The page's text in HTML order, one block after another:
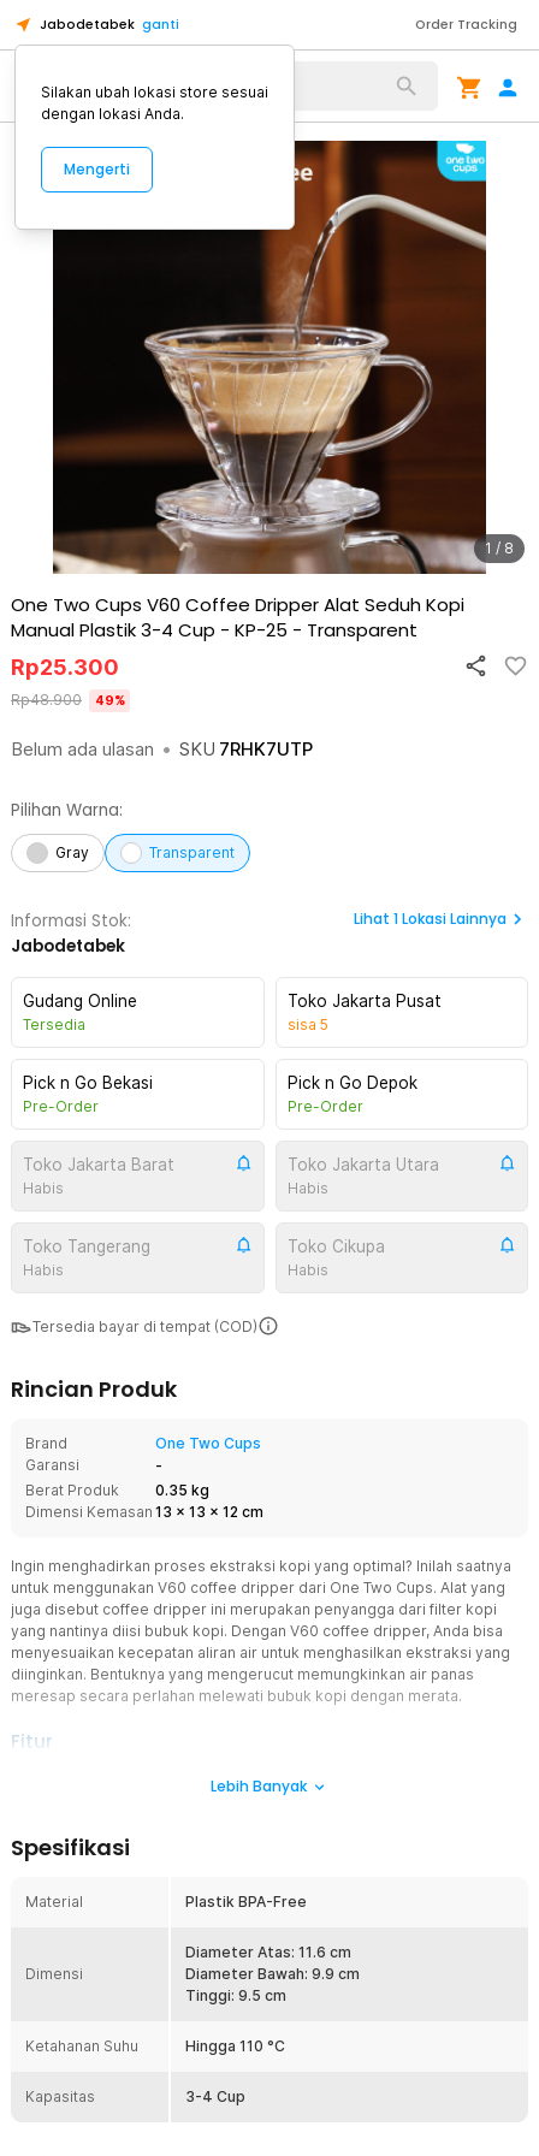
Jabodetabek ganti Order Tracking
Alat Kopi
1 / 8
One Two Cups V60 Coffee Dripper Alat Seduh Kopi
Manual Plastik 3-4 Cup - KP-25 - Transparent
Belum ada ulasan • SKU 7RHK7UTP
Rp25.300
Rp48.900 49%
Pilihan Warna:
Gray Transparent
Informasi Stok:
Jabodetabek
Lihat 1Lokasi Lainnya
Gudang Online
Tersedia
Toko Jakarta Pusat
sisa 5
Pick n Go Bekasi
Pre-Order
Pick n Go Depok
Pre-Order
Toko Jakarta Barat
Habis
Toko Jakarta Utara
Habis
Toko Tangerang
Habis
Toko Cikupa
Habis
Tersedia bayar di tempat (COD)
Rincian Produk
Brand
One Two Cups
Garansi
-
Berat Produk
0.35 kg
Dimensi Kemasan 13 x 13 x 12 cm
Ingin menghadirkan proses ekstraksi kopi yang optimal? Inilah saatnya
untuk menggunakan V60 coffee dripper dari One Two Cups. Alat yang
juga disebut coffee dripper ini merupakan penyangga dari filter kopi
yang nantinya diisi bubuk kopi. Dengan V60 coffee dripper, Anda bisa
menyesuaikan kecepatan aliran air untuk menghasilkan ekstraksi yang
diinginkan. Bentuknya yang mengerucut memungkinkan air panas
meresap secara perlahan melewati bubuk kopi dengan merata.
Fitur
Dukung Penyeduhan Kopi Manual
V60 coffee dripper ini. Di atasnya Anda bisa meletakkan filter
mendukung Anda melakukan penyeduhan kopi dengan stabil.
One Two Cups merancang V60 coffee dripper ini dengan konsep
ergonomis. Hal ini tampak pada hadirnya gagang di salah satu
sisinya. Melalui gagang tersebut, Anda bisa mengontrol,
satu tangan saja.
Coffee dripper kini bukan sekadar alat penyeduh kopi saja, tetapi
Lebih Banyak
Spesifikasi
Material Plastik BPA-Free
Dimensi
Diameter Atas: 11.6 cm
Diameter Bawah: 9.9 cm
Tinggi: 9.5 cm
Ketahanan Suhu Hingga 110 °C
Kapasitas 3-4 Cup
Silakan ubah lokasi store sesuai
dengan lokasi Anda.
Mengerti